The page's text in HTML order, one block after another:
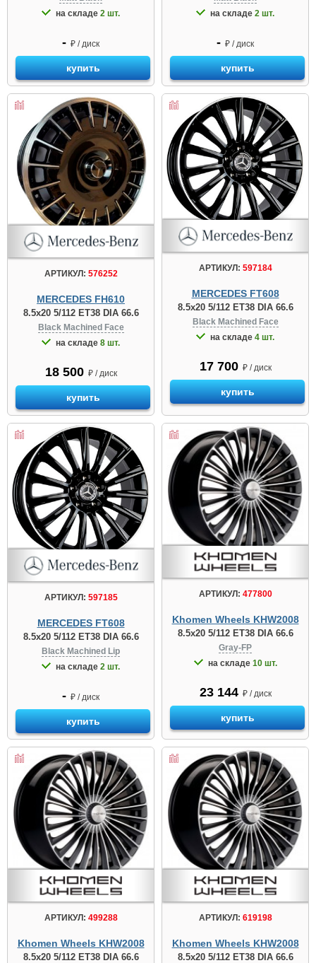
на складе 2 шт.
- ₽ / диск
купить
на складе 2 шт.
- ₽ / диск
купить
АРТИКУЛ: 576252
MERCEDES FH610
8.5x20 5/112 ET38 DIA 66.6
Black Machined Face
на складе 8 шт.
18 500 ₽ / диск
купить
АРТИКУЛ: 597184
MERCEDES FT608
8.5x20 5/112 ET38 DIA 66.6
Black Machined Face
на складе 4 шт.
17 700 ₽ / диск
купить
АРТИКУЛ: 597185
MERCEDES FT608
8.5x20 5/112 ET38 DIA 66.6
Black Machined Lip
на складе 2 шт.
- ₽ / диск
купить
АРТИКУЛ: 477800
Khomen Wheels KHW2008
8.5x20 5/112 ET38 DIA 66.6
Gray-FP
на складе 10 шт.
23 144 ₽ / диск
купить
АРТИКУЛ: 499288
Khomen Wheels KHW2008
8.5x20 5/112 ET38 DIA 66.6
АРТИКУЛ: 619198
Khomen Wheels KHW2008
8.5x20 5/112 ET38 DIA 66.6